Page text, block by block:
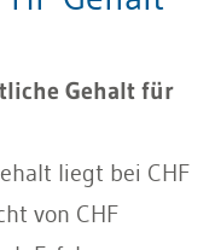
Gehalt für
liegt bei CHF
von CHF